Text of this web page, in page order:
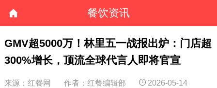
餐饮资讯
GMV超5000万！林里五一战报出炉：门店超
300%增长，顶流全球代言人即将官宣
来源：红餐网 作者：红餐编辑部
2026-05-14